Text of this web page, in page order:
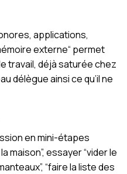
applications,
externe“ permet
travail, déjà saturée chez
délègue ainsi ce qu’il ne
en mini-étapes
maison”, essayer “vider le
“faire la liste des